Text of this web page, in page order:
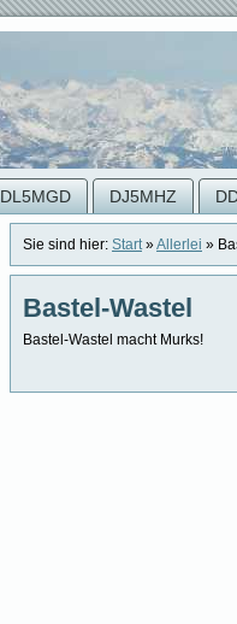
DL5MGD DJ5MHZ
Sie sind hier: Start»Allerlei »
Bastel-Wastel
Bastel-Wastel macht Murks!